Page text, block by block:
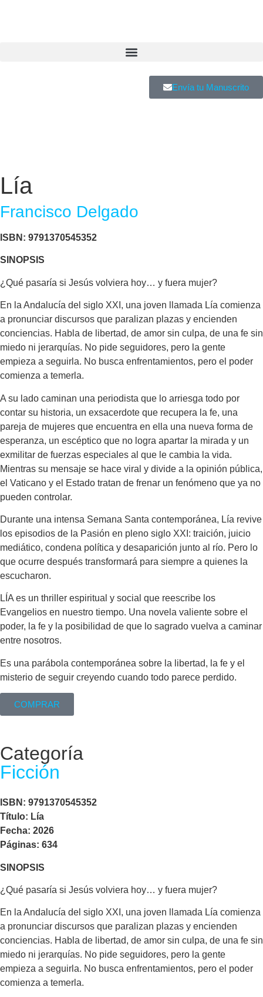
Envía tu Manuscrito
Lía
Francisco Delgado
ISBN: 9791370545352
SINOPSIS
¿Qué pasaría si Jesús volviera hoy… y fuera mujer?
En la Andalucía del siglo XXI, una joven llamada Lía comienza
a pronunciar discursos que paralizan plazas y encienden
conciencias. Habla de libertad, de amor sin culpa, de una fe sin
miedo ni jerarquías. No pide seguidores, pero la gente
empieza a seguirla. No busca enfrentamientos, pero el poder
comienza a temerla.
A su lado caminan una periodista que lo arriesga todo por
contar su historia, un exsacerdote que recupera la fe, una
pareja de mujeres que encuentra en ella una nueva forma de
esperanza, un escéptico que no logra apartar la mirada y un
exmilitar de fuerzas especiales al que le cambia la vida.
Mientras su mensaje se hace viral y divide a la opinión pública,
el Vaticano y el Estado tratan de frenar un fenómeno que ya no
pueden controlar.
Durante una intensa Semana Santa contemporánea, Lía revive
los episodios de la Pasión en pleno siglo XXI: traición, juicio
mediático, condena política y desaparición junto al río. Pero lo
que ocurre después transformará para siempre a quienes la
escucharon.
LÍA es un thriller espiritual y social que reescribe los
Evangelios en nuestro tiempo. Una novela valiente sobre el
poder, la fe y la posibilidad de que lo sagrado vuelva a caminar
entre nosotros.
Es una parábola contemporánea sobre la libertad, la fe y el
misterio de seguir creyendo cuando todo parece perdido.
COMPRAR
Categoría
Ficción
ISBN: 9791370545352
Título: Lía
Fecha: 2026
Páginas: 634
SINOPSIS
¿Qué pasaría si Jesús volviera hoy… y fuera mujer?
En la Andalucía del siglo XXI, una joven llamada Lía comienza
a pronunciar discursos que paralizan plazas y encienden
conciencias. Habla de libertad, de amor sin culpa, de una fe sin
miedo ni jerarquías. No pide seguidores, pero la gente
empieza a seguirla. No busca enfrentamientos, pero el poder
comienza a temerla.